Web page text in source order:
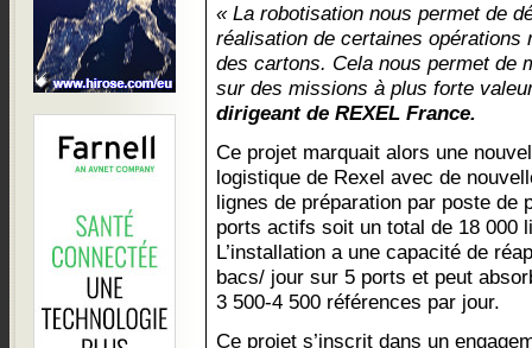
« La robotisation nous permet de
réalisation de certaines
des cartons. Cela nous permet de
sur des missions à plus forte
dirigeant de REXEL France.
Ce projet marquait alors une
logistique de Rexel avec de
lignes de préparation par poste de
ports actifs soit un total de 18 000
L’installation a une capacité de
bacs/ jour sur 5 ports et peut
3 500-4 500 références par jour.
Ce projet s’inscrit dans un